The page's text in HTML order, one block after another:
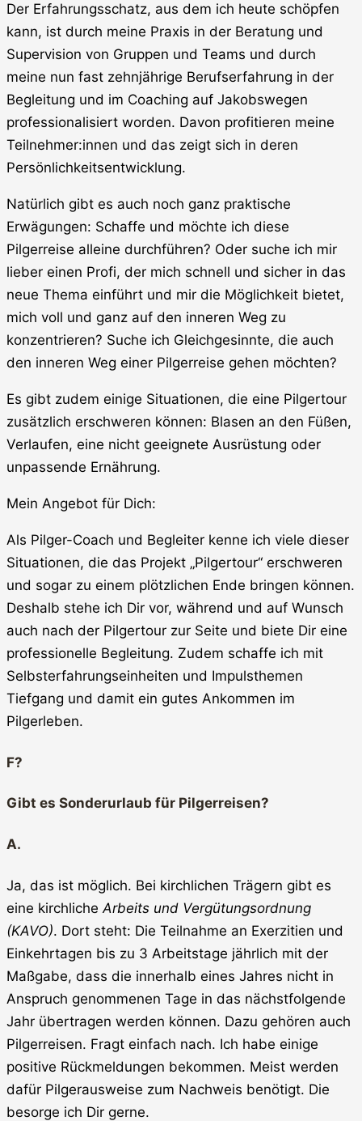
Der Erfahrungsschatz, aus dem ich heute schöpfen
kann, ist durch meine Praxis in der Beratung und
Supervision von Gruppen und Teams und durch
meine nun fast zehnjährige Berufserfahrung in der
Begleitung und im Coaching auf Jakobswegen
professionalisiert worden. Davon profitieren meine
Teilnehmer:innen und das zeigt sich in deren
Persönlichkeitsentwicklung.
Natürlich gibt es auch noch ganz praktische
Erwägungen: Schaffe und möchte ich diese
Pilgerreise alleine durchführen? Oder suche ich mir
lieber einen Profi, der mich schnell und sicher in das
neue Thema einführt und mir die Möglichkeit bietet,
mich voll und ganz auf den inneren Weg zu
konzentrieren? Suche ich Gleichgesinnte, die auch
den inneren Weg einer Pilgerreise gehen möchten?
Es gibt zudem einige Situationen, die eine Pilgertour
zusätzlich erschweren können: Blasen an den Füßen,
Verlaufen, eine nicht geeignete Ausrüstung oder
unpassende Ernährung.
Mein Angebot für Dich:
Als Pilger-Coach und Begleiter kenne ich viele dieser
Situationen, die das Projekt „Pilgertour“ erschweren
und sogar zu einem plötzlichen Ende bringen können.
Deshalb stehe ich Dir vor, während und auf Wunsch
auch nach der Pilgertour zur Seite und biete Dir eine
professionelle Begleitung. Zudem schaffe ich mit
Selbsterfahrungseinheiten und Impulsthemen
Tiefgang und damit ein gutes Ankommen im
Pilgerleben.
F?
Gibt es Sonderurlaub für Pilgerreisen?
A.
Ja, das ist möglich. Bei kirchlichen Trägern gibt es
eine kirchliche Arbeits und Vergütungsordnung
(KAVO). Dort steht: Die Teilnahme an Exerzitien und
Einkehrtagen bis zu 3 Arbeitstage jährlich mit der
Maßgabe, dass die innerhalb eines Jahres nicht in
Anspruch genommenen Tage in das nächstfolgende
Jahr übertragen werden können. Dazu gehören auch
Pilgerreisen. Fragt einfach nach. Ich habe einige
positive Rückmeldungen bekommen. Meist werden
dafür Pilgerausweise zum Nachweis benötigt. Die
besorge ich Dir gerne.